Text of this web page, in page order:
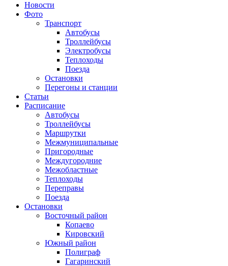
Новости
Фото
Транспорт
Автобусы
Троллейбусы
Электробусы
Теплоходы
Поезда
Остановки
Перегоны и станции
Статьи
Расписание
Автобусы
Троллейбусы
Маршрутки
Межмуниципальные
Пригородные
Междугородние
Межобластные
Теплоходы
Переправы
Поезда
Остановки
Восточный район
Копаево
Кировский
Южный район
Полиграф
Гагаринский